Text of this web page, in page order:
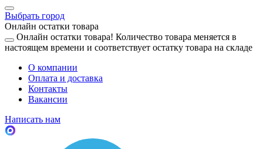
Выбрать город
Онлайн остатки товара
Онлайн остатки товара! Количество товара меняется в
настоящем времени и соответствует остатку товара на складе
О компании
Оплата и доставка
Контакты
Вакансии
Написать нам